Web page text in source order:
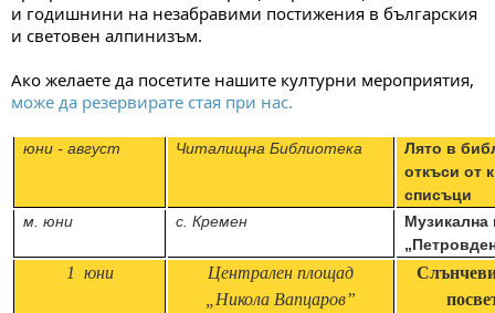
и годишнини на незабравими постижения в българския
и световен алпинизъм.
Ако желаете да посетите нашите културни мероприятия,
може да резервирате стая при нас.
юни - август Читалищна Библиотека
Лято в
откъси от
списъци
м. юни
с. Кремен
Музикална
1 юни
Централен площад
„Никола Вапцаров”